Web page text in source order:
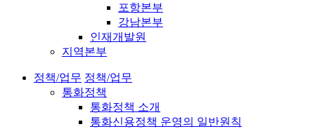
포항본부
강남본부
인재개발원
지역본부
정책/업무 정책/업무
통화정책
통화정책 소개
통화신용정책 운영의 일반원칙